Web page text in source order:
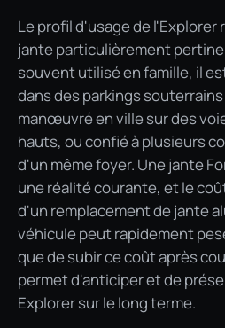
Le profil d'usage de
jante particulièrement
souvent utilisé en famille, il
dans des parkings
manœuvré en ville sur des
hauts, ou confié à plusieurs
d'un même foyer. Une jante
une réalité courante, et le
d'un remplacement de jante
véhicule peut rapidement
que de subir ce coût après
permet d'anticiper et de
Explorer sur le long terme.